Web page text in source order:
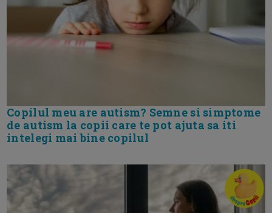
Copilul meu are autism? Semne si simptome
de autism la copii care te pot ajuta sa iti
intelegi mai bine copilul